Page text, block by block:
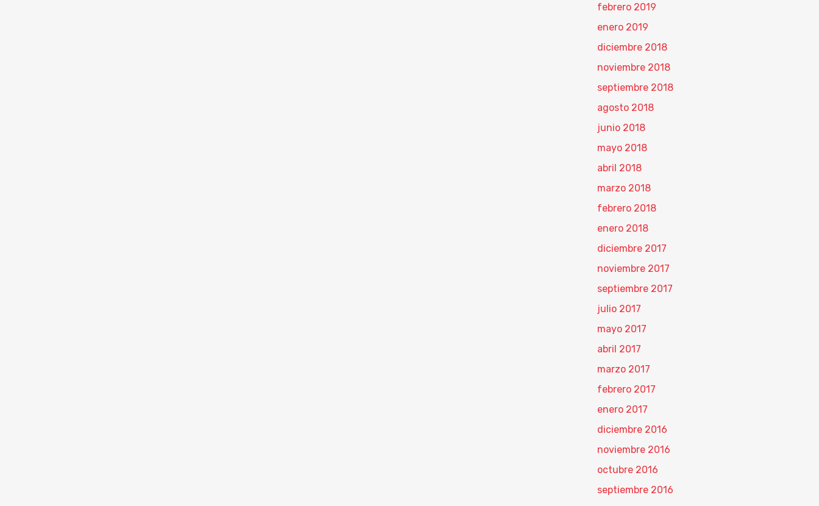
febrero 2019
enero 2019
diciembre 2018
noviembre 2018
septiembre 2018
agosto 2018
junio 2018
mayo 2018
abril 2018
marzo 2018
febrero 2018
enero 2018
diciembre 2017
noviembre 2017
septiembre 2017
julio 2017
mayo 2017
abril 2017
marzo 2017
febrero 2017
enero 2017
diciembre 2016
noviembre 2016
octubre 2016
septiembre 2016